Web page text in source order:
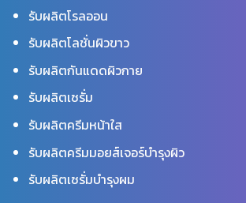
รับผลิตโรลออน
รับผลิตโลชั่นผิวขาว
รับผลิตกันแดดผิวกาย
รับผลิตเซรั่ม
รับผลิตครีมหน้าใส
รับผลิตครีมมอยส์เจอร์บำรุงผิว
รับผลิตเซรั่มบำรุงผม